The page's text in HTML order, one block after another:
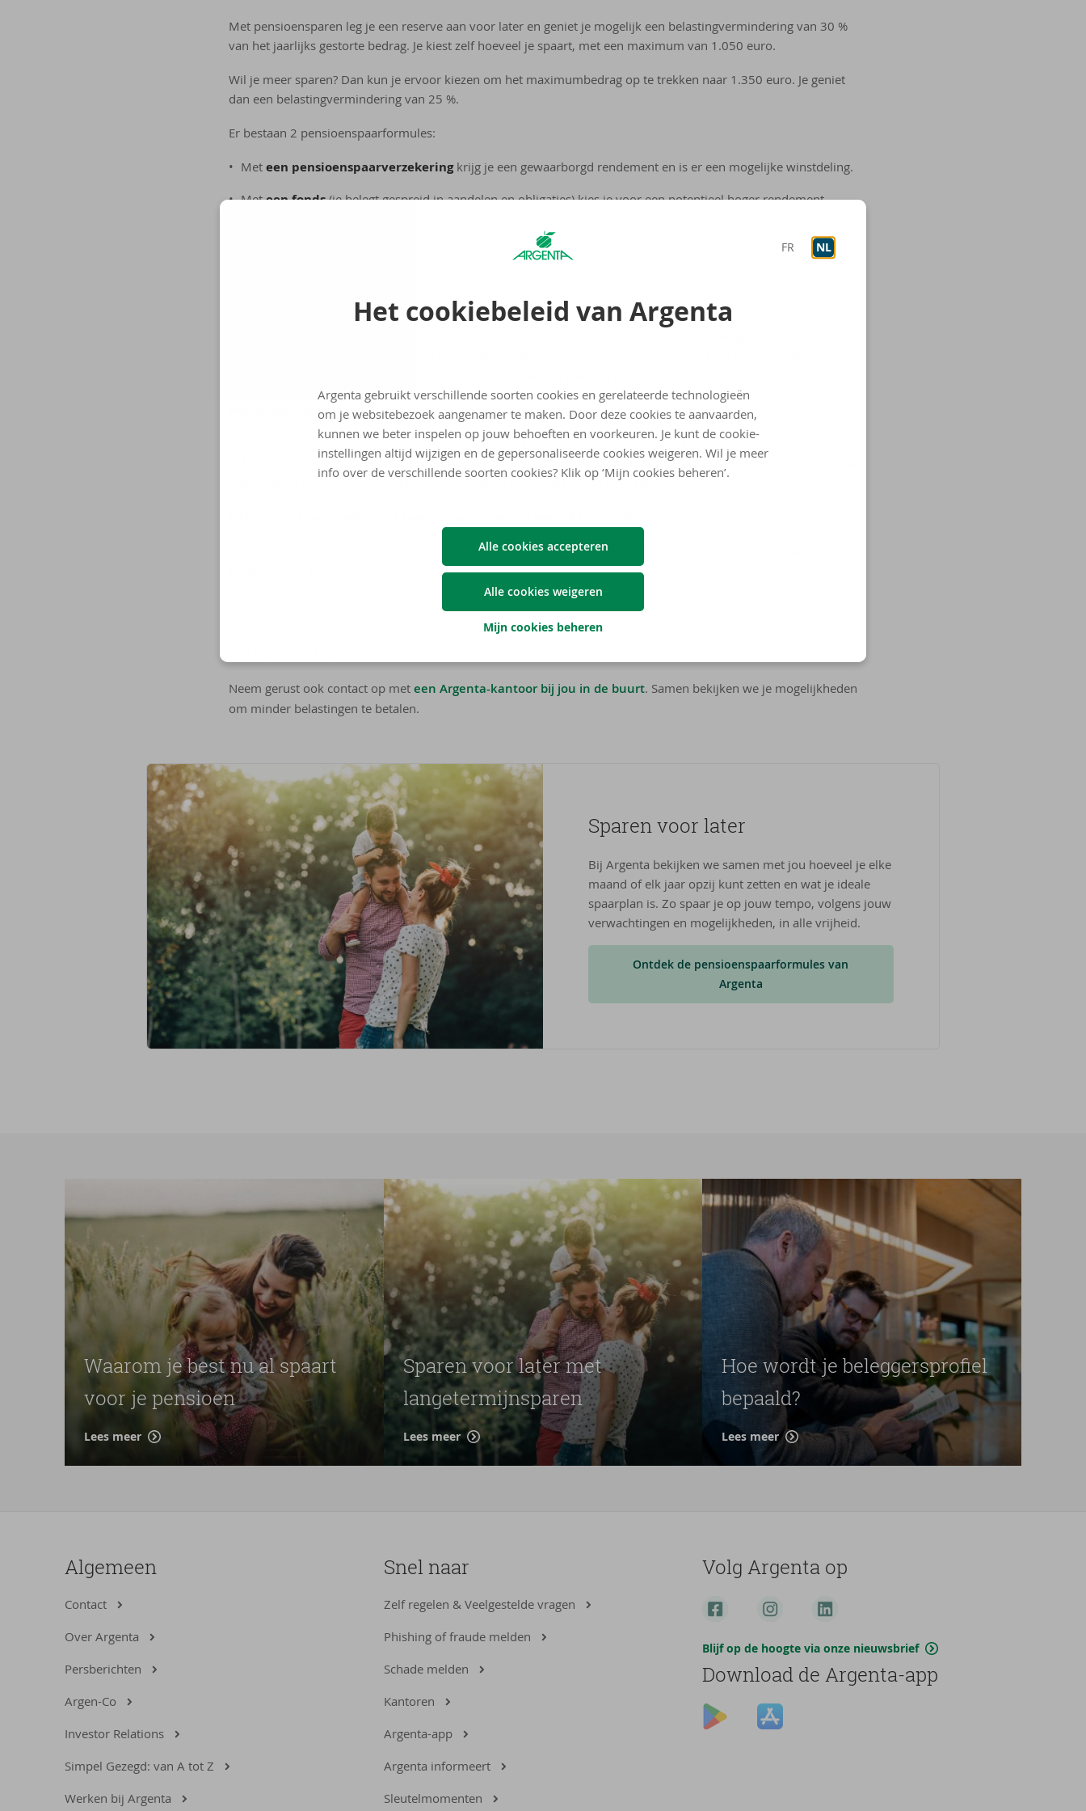
FR NL
Het cookiebeleid van Argenta
Argenta gebruikt verschillende soorten cookies en gerelateerde technologieën
om je websitebezoek aangenamer te maken. Door deze cookies te aanvaarden,
kunnen we beter inspelen op jouw behoeften en voorkeuren. Je kunt de cookie-
instellingen altijd wijzigen en de gepersonaliseerde cookies weigeren. Wil je meer
info over de verschillende soorten cookies? Klik op ‘Mijn cookies beheren’.
Alle cookies accepteren
Alle cookies weigeren
Mijn cookies beheren
Met pensioensparen leg je een reserve aan voor later en geniet je mogelijk een belastingvermindering van 30 %
van het jaarlijks gestorte bedrag. Je kiest zelf hoeveel je spaart, met een maximum van 1.050 euro.
Wil je meer sparen? Dan kun je ervoor kiezen om het maximumbedrag op te trekken naar 1.350 euro. Je geniet
dan een belastingvermindering van 25 %.
Er bestaan 2 pensioenspaarformules:
Met een pensioenspaarverzekeringkrijg je een gewaarborgd rendement en is er een mogelijke winstdeling.
Meteen fonds(je belegt gespreid in aandelen en obligaties) kies je voor een potentieel hoger rendement,
Langetermijnsparen
Heb je geen woonkrediet meer?
Dan kun je in 2026 maximum 2.530 euro sparen via langetermijnsparen. Je geniet daarop 30 %
belastingvoordeel. Let wel, dat maximum hangt af van je netto belastbaar beroepsinkomen. Wil je weten hoeveel
jij maximum kunt sparen? Dat kan je bank snel en eenvoudig voor jou berekenen.
Ook dan kun je misschien al een extra belastingvermindering genieten via langetermijnsparen. Ook dat kan je
Neem gerust ook contact op met een Argenta-kantoor bij jou in de buurt. Samen bekijken we je mogelijkheden
om minder belastingen te betalen.
Spa­ren voor later
Bij Argenta bekijken we samen met jou hoeveel je elke
maand of elk jaar opzij kunt zetten en wat je ideale
spaarplan is. Zo spaar je op jouw tempo, volgens jouw
verwachtingen en mogelijkheden, in alle vrijheid.
Ontdek de pensioenspaarformules van
Argenta
Waarom je best nu al spaart
voor je pensioen
Lees meer
Sparen voor later met
langetermijnsparen
Lees meer
Hoe wordt je beleggersprofiel
bepaald?
Lees meer
Algemeen
Contact
Over Argenta
Persberichten
Argen-Co
Investor Relations
Simpel Gezegd: van A tot Z
Werken bij Argenta
Snel naar
Zelf regelen & Veelgestelde vragen
Phishing of fraude melden
Schade melden
Kantoren
Argenta-app
Argenta informeert
Sleutelmomenten
Volg Argenta op
Blijf op de hoogte via onze nieuwsbrief
Download de Argenta-app